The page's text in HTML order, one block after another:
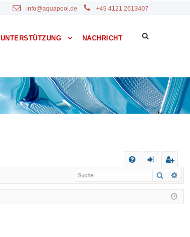
info@aquapool.de +49 4121 2613407
UNTERSTÜTZUNG NACHRICHT
A
Q
m
el
eg
ist
rie
Suche